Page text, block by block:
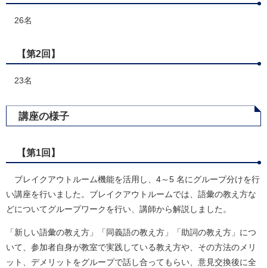
26名
【第2回】
23名
講座の様子
【第1回】
ブレイクアウトルーム機能を活用し、4～5 名にグループ分けを行
い講座を行いました。ブレイクアウトルームでは、語彙の教え方な
どについてグループワークを行い、講師から解説しました。
「新しい語彙の教え方」「同義語の教え方」「助詞の教え方」につ
いて、参加者自身が教室で実践している教え方や、その方法のメリ
ット、デメリットをグループで話し合ってもらい、意見交換後に全